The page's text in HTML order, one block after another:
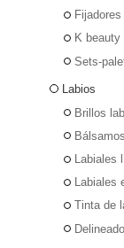
K beauty
Sets-
Labios
Brillos
Labiales
Labiales
Tinta de